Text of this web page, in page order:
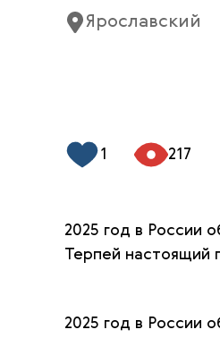
Ярославский
1 217
2025 год в России
Терпей настоящий
2025 год в России